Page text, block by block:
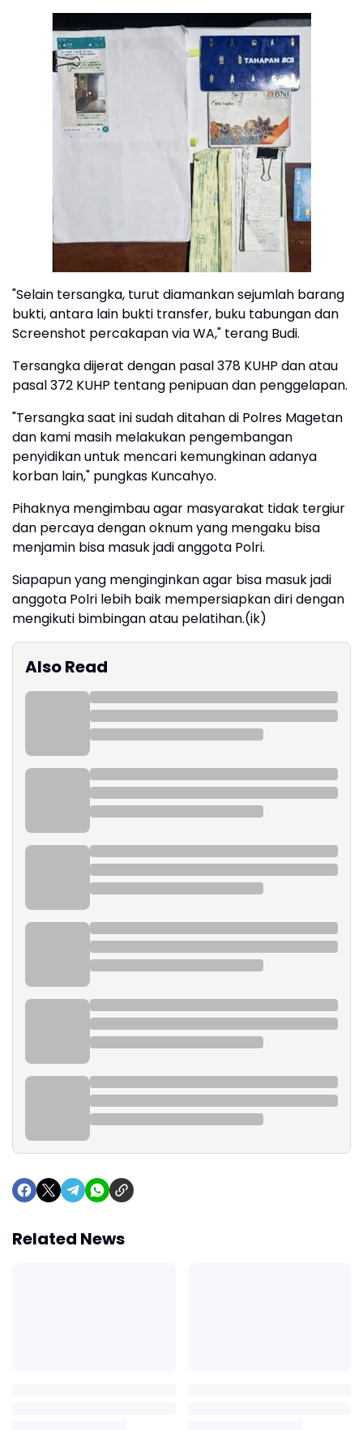
"Selain tersangka, turut diamankan sejumlah barang
bukti, antara lain bukti transfer, buku tabungan dan
Screenshot percakapan via WA," terang Budi.
Tersangka dijerat dengan pasal 378 KUHP dan atau
pasal 372 KUHP tentang penipuan dan penggelapan.
"Tersangka saat ini sudah ditahan di Polres Magetan
dan kami masih melakukan pengembangan
penyidikan untuk mencari kemungkinan adanya
korban lain," pungkas Kuncahyo.
Pihaknya mengimbau agar masyarakat tidak tergiur
dan percaya dengan oknum yang mengaku bisa
menjamin bisa masuk jadi anggota Polri.
Siapapun yang menginginkan agar bisa masuk jadi
anggota Polri lebih baik mempersiapkan diri dengan
mengikuti bimbingan atau pelatihan.(ik)
Also Read
Related News